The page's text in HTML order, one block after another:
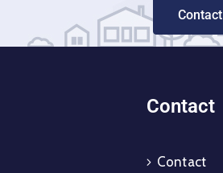
Contact
Contact
Contact